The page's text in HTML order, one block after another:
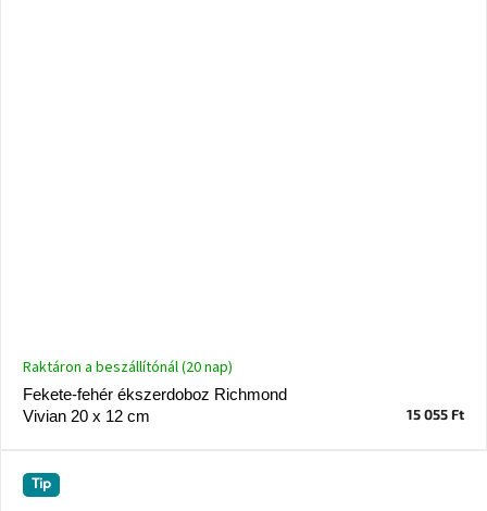
Fekete-fehér ékszerdoboz Richmond
Vivian 20 x 12 cm
Raktáron a beszállítónál (20 nap)
15 055 Ft
Tip